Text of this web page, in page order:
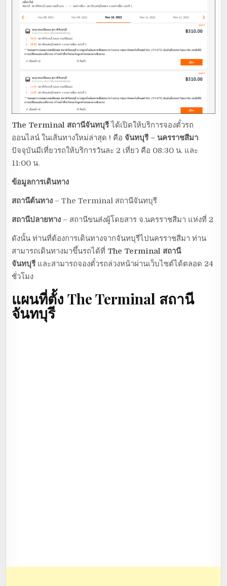
The Terminal สถานีจันทบุรีได้เปิดให้บริการจองตั๋วรถ
ออนไลน์ ในเส้นทางใหม่ล่าสุด ! คือจันทบุรี – นครราชสีมา
ปัจจุบันมีเที่ยวรถให้บริการวันละ 2 เที่ยว คือ 08:30 น. และ
11:00 น.
ข้อมูลการเดินทาง
สถานีต้นทาง – The Terminal สถานีจันทบุรี
สถานีปลายทาง – สถานีขนส่งผู้โดยสาร จ.นครราชสีมา แห่งที่ 2
ดังนั้น ท่านที่ต้องการเดินทางจากจันทบุรีไปนครราชสีมา ท่าน
สามารถเดินทางมาขึ้นรถได้ที่ The Terminal สถานี
จันทบุรีและสามารถจองตั๋วรถล่วงหน้าผ่านเว็บไซต์ได้ตลอด 24
ชั่วโมง
แผนที่ตั้ง The Terminal สถานี
จันทบุรี